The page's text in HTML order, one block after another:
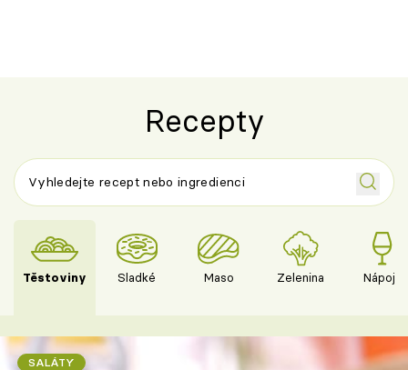
Recepty
Těstoviny Sladké Maso Zelenina Nápoje
SALÁTY